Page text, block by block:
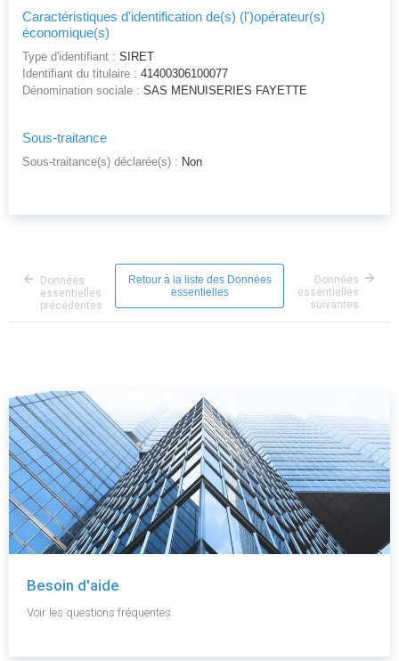
Caractéristiques d'identification de(s) (l')opérateur(s)
économique(s)
Type d'identifiant : SIRET
Identifiant du titulaire : 41400306100077
Dénomination sociale : SAS MENUISERIES FAYETTE
Sous-traitance
Sous-traitance(s) déclarée(s) : Non
Données
essentielles
précédentes
Retour à la liste des Données
essentielles
Données
essentielles
suivantes
Besoin d'aide
Voir les questions fréquentes.